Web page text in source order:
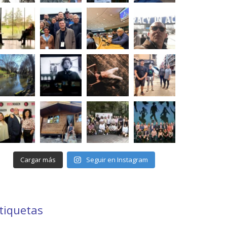
Cargar más Seguir en Instagram